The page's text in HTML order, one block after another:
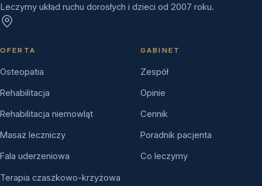
Leczymy układ ruchu dorosłych i dzieci od 2007 roku.
OFERTA
Osteopatia
Rehabilitacja
Rehabilitacja niemowląt
Masaż leczniczy
Fala uderzeniowa
Terapia czaszkowo-krzyżowa
GABINET
Zespół
Opinie
Cennik
Poradnik pacjenta
Co leczymy